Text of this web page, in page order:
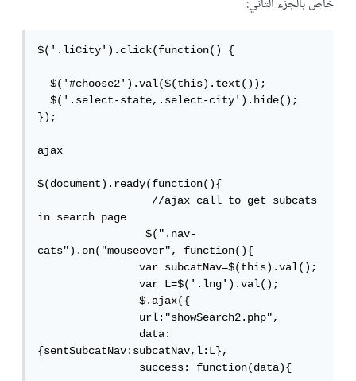
خاص بالجزء الثاني:
$('.liCity').click(function() {
$('#choose2').val($(this).text());
$('.select-state,.select-city').hide();
});
ajax
$(document).ready(function(){
//ajax call to get subcats
in search page
$(".nav-
cats").on("mouseover", function(){
var subcatNav=$(this).val();
var L=$('.lng').val();
$.ajax({
url:"showSearch2.php",
data:
{sentSubcatNav:subcatNav,l:L},
success: function(data){